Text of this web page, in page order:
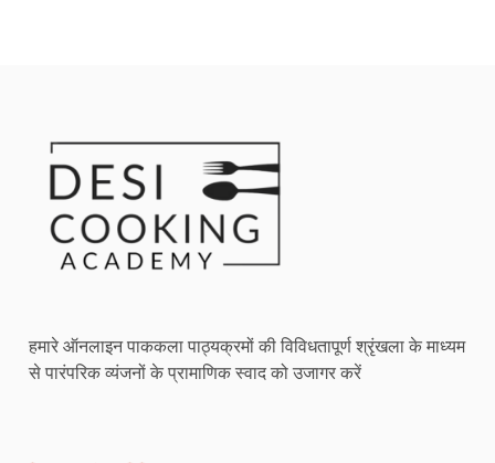
हमारे ऑनलाइन पाककला पाठ्यक्रमों की विविधतापूर्ण श्रृंखला के माध्यम
से पारंपरिक व्यंजनों के प्रामाणिक स्वाद को उजागर करें